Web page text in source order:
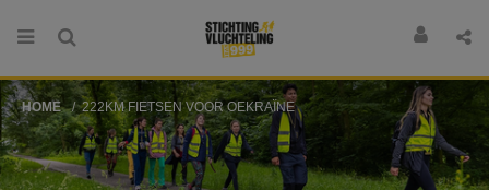
HOME 222KM FIETSEN VOOR OEKRAÏNE